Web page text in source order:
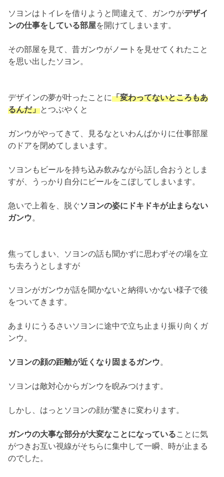
ソヨンはトイレを借りようと間違えて、 ガンウがデザイ
ンの仕事をしている部屋を開けてしまいます。
その部屋を見て、昔ガンウがノートを見せてくれたこと
を思い出したソヨン。
デザインの夢が叶ったことに「変わってないところもあ
るんだ」とつぶやくと
ガンウがやってきて、
見るなといわんばかりに仕事部屋
のドアを閉めてしまいます。
ソヨンもビールを持ち込み飲みながら話し合おうとしま
すが、
うっかり自分にビールをこぼしてしまいます。
急いで上着を、脱ぐソヨンの姿にドキドキが止まらない
ガンウ。
焦ってしまい、 ソヨンの話も聞かずに思わずその場を立
ち去ろうとしますが
ソヨンがガンウが話を聞かないと納得いかない様子で後
をついてきます。
あまりにうるさいソヨンに途中で立ち止まり振り向くガ
ンウ。
ソヨンの顔の距離が近くなり固まるガンウ。
ソヨンは敵対心からガンウを睨みつけます。
しかし、はっとソヨンの顔が驚きに変わります。
ガンウの大事な部分が大変なことになっていることに気
がつきお互い視線がそちらに集中して一瞬、時が止まる
のでした。